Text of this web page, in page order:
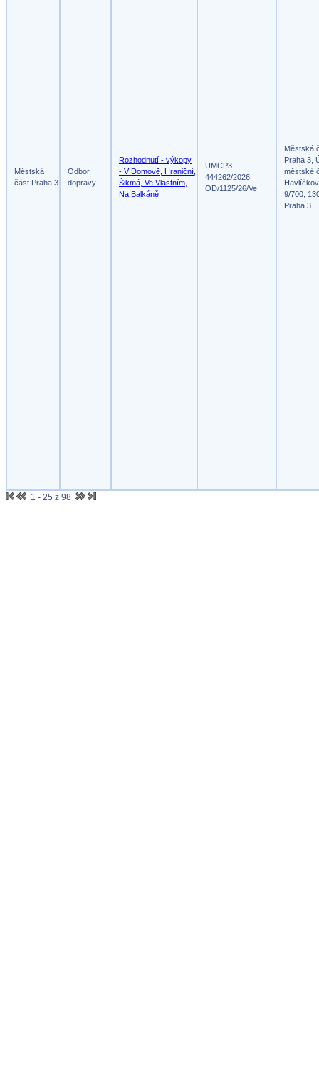
Městská
část Praha 3
Odbor
dopravy
Rozhodnutí - výkopy
- V Domově, Hraniční,
Šikmá, Ve Vlastním,
Na Balkáně
UMCP3
444262/2026
OD/1125/26/Ve
Městská
Praha 3,
městské
9/700,
Praha 3
1 - 25 z 98